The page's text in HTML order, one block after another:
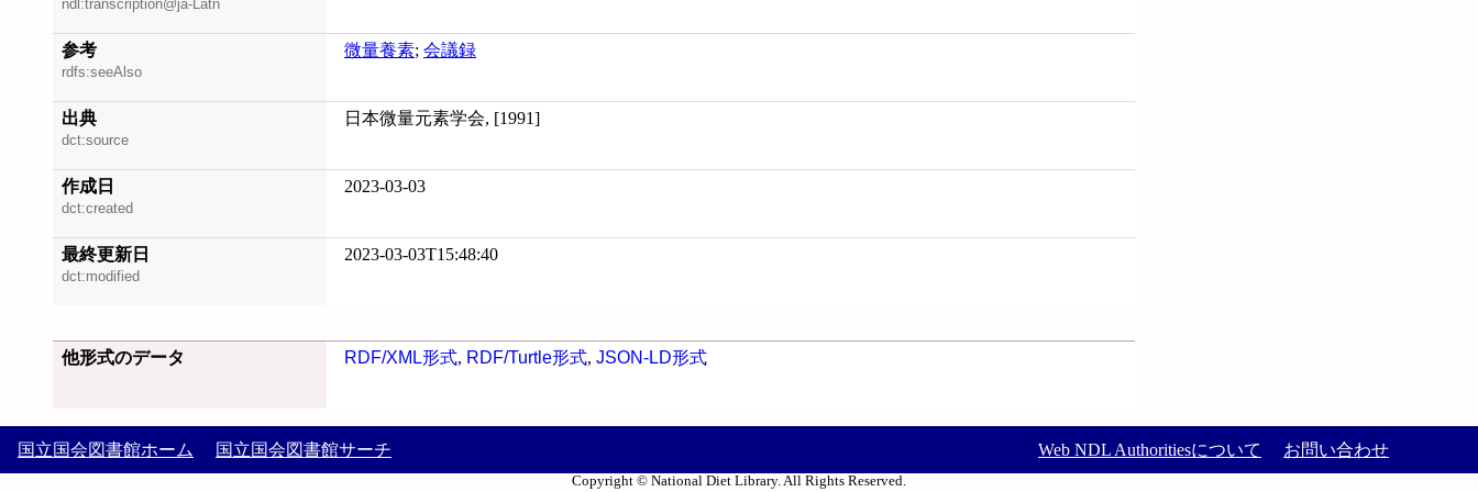
ndl:transcription@ja-Latn
参考
rdfs:seeAlso
微量養素; 会議録
出典
dct:source
日本微量元素学会, [1991]
作成日
dct:created
2023-03-03
最終更新日
dct:modified
2023-03-03T15:48:40
他形式のデータ RDF/XML形式, RDF/Turtle形式, JSON-LD形式
国立国会図書館ホーム 国立国会図書館サーチ Web NDL Authoritiesについて お問い合わせ
Copyright © National Diet Library. All Rights Reserved.